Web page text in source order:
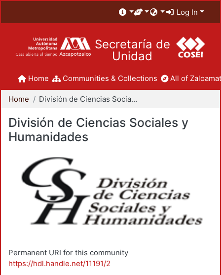
Log In
Secretaría de
Unidad
Home Communities & Collections All of
Home División de Ciencias Sociales y Humanidades
División de Ciencias Sociales y
Humanidades
Permanent URI for this community
https://hdl.handle.net/11191/2